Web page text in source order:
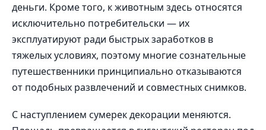
деньги. Кроме того, к животным здесь относятся
исключительно потребительски — их
эксплуатируют ради быстрых заработков в
тяжелых условиях, поэтому многие сознательные
путешественники принципиально отказываются
от подобных развлечений и совместных снимков.
С наступлением сумерек декорации меняются.